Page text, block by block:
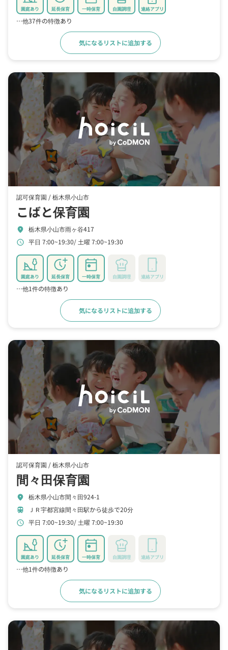
園庭あり 延長保育 一時保育 自園調理 連絡アプリ
…他37件の特徴あり
気になるリストに追加する
認可保育園 /栃木県小山市
こばと保育園
location_on 栃木県小山市雨ヶ谷417
schedule 平日 7:00~19:30 土曜 7:00~19:30
園庭あり 延長保育 一時保育 自園調理 連絡アプリ
…他1件の特徴あり
気になるリストに追加する
認可保育園 /栃木県小山市
間々田保育園
location_on 栃木県小山市間々田924-1
train ＪＲ宇都宮線間々田駅から徒歩で20分
schedule 平日 7:00~19:30 土曜 7:00~19:30
園庭あり 延長保育 一時保育 自園調理 連絡アプリ
…他1件の特徴あり
気になるリストに追加する